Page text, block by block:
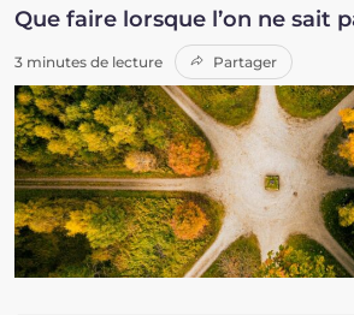
Que faire lorsque l’on ne sait
3 minutes de lecture Partager